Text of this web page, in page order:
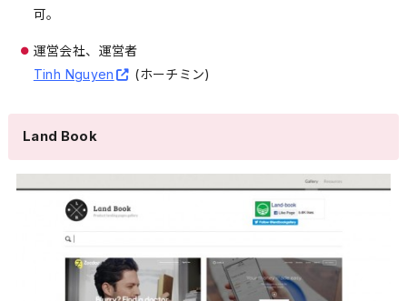
可。
運営会社、運営者
Tinh Nguyen
(ホーチミン)
Land Book